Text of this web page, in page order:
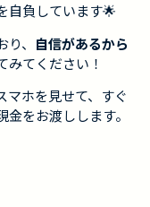
自負しています🌟
、 自信があるから
みてください！
マホを見せて、すぐ
をお渡しします。